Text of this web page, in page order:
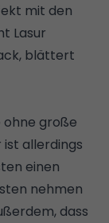
mit den
Lasur
blättert
ohne große
ist allerdings
einen
nehmen
dass